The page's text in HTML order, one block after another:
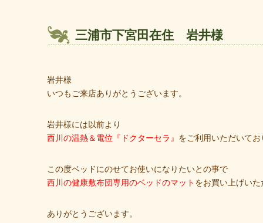
三浦市下宮田在住 岩井様
岩井様
いつもご来店ありがとうございます。
岩井様には以前より
西川の温熱＆電位『ドクターセラ』 をご利用いただいてお
この度ベッドにのせてお使いになりたいとの事で
西川の健康敷布団専用のベッドのマット をお買い上げい
ありがとうございます。